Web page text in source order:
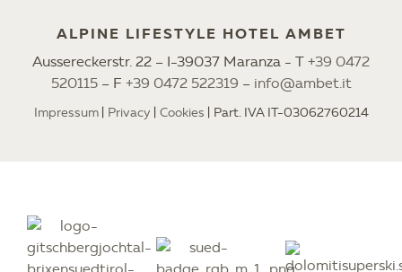
ALPINE LIFESTYLE HOTEL AMBET
Aussereckerstr. 22 – I-39037 Maranza - T +39 0472
520115– F +39 0472 522319 – info@ambet.it
Impressum Privacy Cookies Part. IVA IT-03062760214